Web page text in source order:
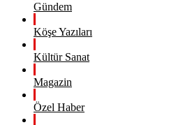
Gündem
Köşe Yazıları
Kültür Sanat
Magazin
Özel Haber